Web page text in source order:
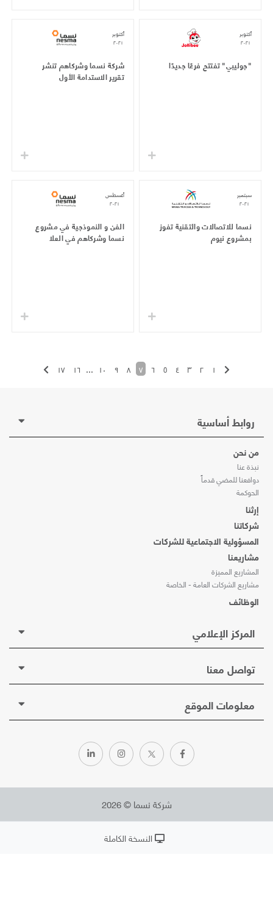
أكتوبر
"جوليبي" تفتتح فرعًا جديدًا
أكتوبر
شركة نسما وشركاهم تنشر
تقرير الاستدامة الأول
سبتمبر
نسما للاتصالات والتقنية تفوز
بمشروع نيوم
أغسطس
الفن و النموذجية في مشروع
نسما وشركاهم في العلا
١ ٢ ٣ ٤ ٥ ٦ ٧ ٨ ٩ ١٠ ... ١٦ ١٧
روابط أساسية
من نحن
نبذة عنا
دوافعنا للمضي قدماً
الحوكمة
إرثنا
شركاتنا
المسؤولية الاجتماعية للشركات
مشاريعنا
المشاريع المميزة
مشاريع الشركات العامة - الخاصة
الوظائف
المركز الإعلامي
تواصل معنا
معلومات الموقع
شركة نسما © 2026
النسخة الكاملة